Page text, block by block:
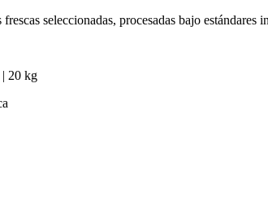
seleccionadas, procesadas bajo
| 20 kg